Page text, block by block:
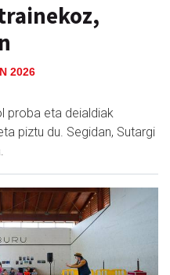
2026
proba eta deialdiak
piztu du. Segidan, Sutargi